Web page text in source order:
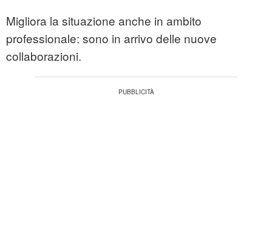
Migliora la situazione anche in ambito
professionale: sono in arrivo delle nuove
collaborazioni.